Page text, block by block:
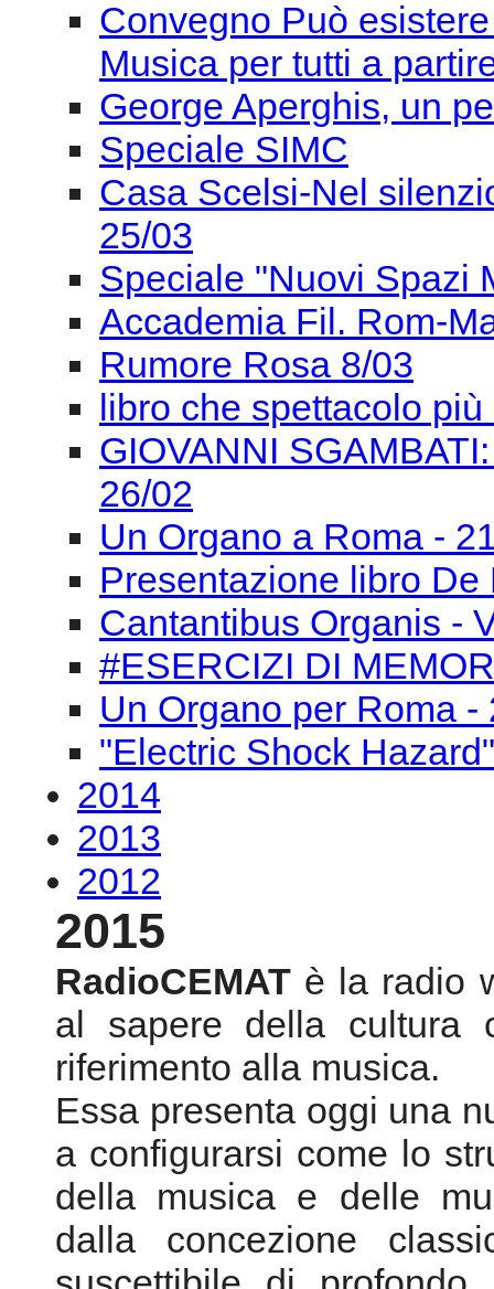
25/03
Speciale "Nuovi Spazi
Accademia Fil. Rom-
Rumore Rosa 8/03
libro che spettacolo
GIOVANNI
26/02
Un Organo a Roma -
Presentazione libro De
Cantantibus Organis -
#ESERCIZI DI
Un Organo per Roma -
"Electric Shock Hazard"
2014
2013
2012
2015
RadioCEMAT
al sapere della cultura
riferimento alla musica.
Essa presenta oggi una
a configurarsi come lo
della musica e delle
dalla concezione
suscettibile di
musica etnica, delle
internazionale, delle
diverse esperienze di
di musica e parola.